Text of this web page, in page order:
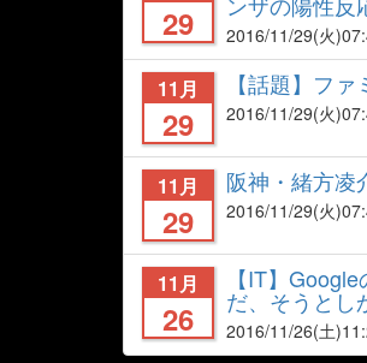
29 2016/11/29(火
11月
29
【話題】フ
2016/11/29(火
11月
29
阪神・緒方凌
2016/11/29(火
11月
26
【IT】
だ、そうとし
2016/11/26(土